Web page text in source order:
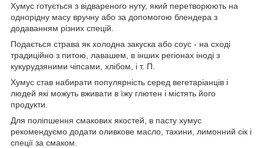
Хумус готується з відвареного нуту, який перетворюють на
однорідну масу вручну або за допомогою блендера з
додаванням різних спецій.
Подається страва як холодна закуска або соус - на сході
традиційно з питою, лавашем, в інших регіонах іноді з
кукурудзяними чіпсами, хлібом, і т. П.
Хумус став набирати популярність серед вегетаріанців і
людей які можуть вживати в їжу глютен і містять його
продукти.
Для поліпшення смакових якостей, в пасту хумус
рекомендуємо додати оливкове масло, тахини, лимонний сік і
спеції за смаком.